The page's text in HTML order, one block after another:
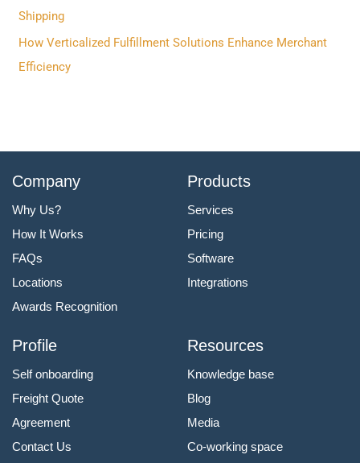
:Shipping
How Verticalized Fulfillment Solutions Enhance Merchant
Efficiency
Company
Why Us?
How It Works
FAQs
Locations
Awards Recognition
Products
Services
Pricing
Software
Integrations
Profile
Self onboarding
Freight Quote
Agreement
Contact Us
Resources
Knowledge base
Blog
Media
Co-working space